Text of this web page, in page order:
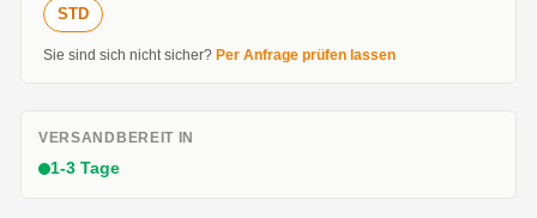
STD
Sie sind sich nicht sicher? Per Anfrage prüfen lassen
VERSANDBEREIT IN
1-3 Tage